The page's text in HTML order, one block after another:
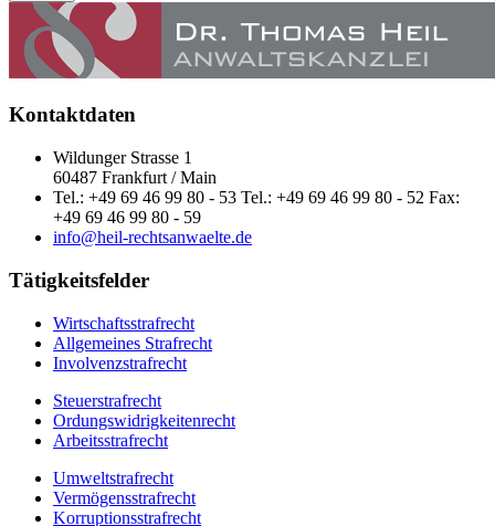
Kontaktdaten
Wildunger Strasse 1
60487 Frankfurt / Main
Tel.: +49 69 46 99 80 - 53 Tel.: +49 69 46 99 80 - 52 Fax:
+49 69 46 99 80 - 59
info@heil-rechtsanwaelte.de
Tätigkeitsfelder
Wirtschaftsstrafrecht
Allgemeines Strafrecht
Involvenzstrafrecht
Steuerstrafrecht
Ordungswidrigkeitenrecht
Arbeitsstrafrecht
Umweltstrafrecht
Vermögensstrafrecht
Korruptionsstrafrecht